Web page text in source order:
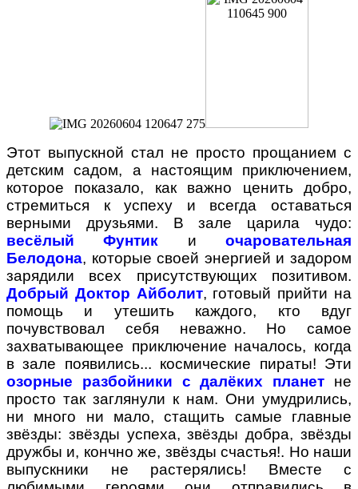
Этот выпускной стал не просто прощанием с
детским садом, а настоящим приключением,
которое показало, как важно ценить добро,
стремиться к успеху и всегда оставаться
верными друзьями. В зале царила чудо:
весёлый Фунтик иочаровательная
Белодона, которые своей энергией и задором
зарядили всех присутствующих позитивом.
Добрый Доктор Айболит, готовый прийти на
помощь и утешить каждого, кто вдуг
почувствовал себя неважно. Но самое
захватывающее приключение началось, когда
в зале появились... космические пираты! Эти
озорные разбойники с далёких планет не
просто так заглянули к нам. Они умудрились,
ни много ни мало, стащить самые главные
звёзды: звёзды успеха, звёзды добра, звёзды
дружбы и, кончно же, звёзды счастья!. Но наши
выпускники не растерялись! Вместе с